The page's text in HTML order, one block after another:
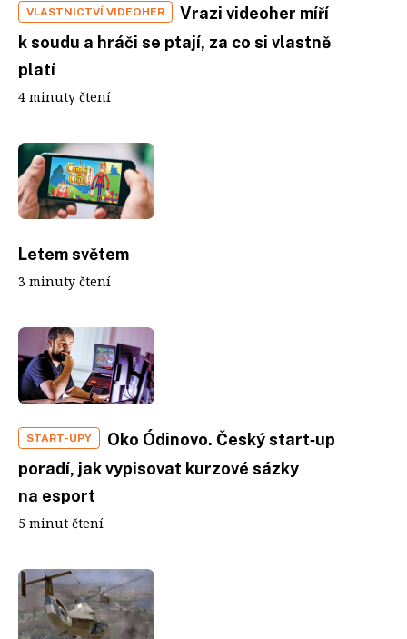
VLASTNICTVÍ VIDEOHER
Vrazi videoher míří
k soudu a hráči se ptají, za co si vlastně
platí
4 minuty čtení
Letem světem
3 minuty čtení
START-UPY
Oko Ódinovo. Český start‑up
poradí, jak vypisovat kurzové sázky
na esport
5 minut čtení